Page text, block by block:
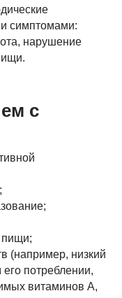
симптомами:
нарушение
с
пищи;
(например, низкий
потреблении,
витаминов A,